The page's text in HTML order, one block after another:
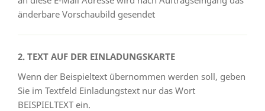
änderbare Vorschaubild gesendet
2. TEXT AUF DER EINLADUNGSKARTE
Wenn der Beispieltext übernommen werden soll, geben
Sie im Textfeld Einladungstext nur das Wort
BEISPIELTEXT ein.